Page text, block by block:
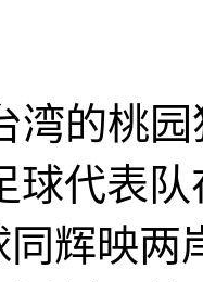
湾的桃
球代表
同辉映